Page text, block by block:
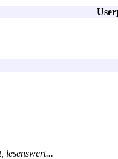
lesenswert...